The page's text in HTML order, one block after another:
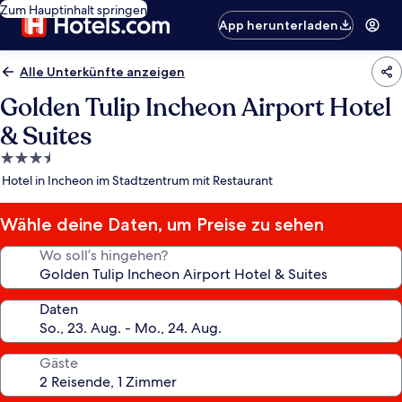
Zum Hauptinhalt springen
App herunterladen
Alle Unterkünfte anzeigen
Golden Tulip Incheon Airport Hotel
& Suites
3.5-
Sterne-
Hotel in Incheon im Stadtzentrum mit Restaurant
Wähle deine Daten, um Preise zu sehen
Wo soll’s hingehen?
Daten
Gäste